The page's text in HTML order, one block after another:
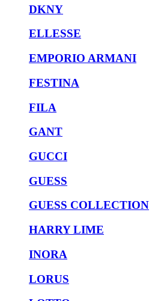
DKNY
ELLESSE
EMPORIO ARMANI
FESTINA
FILA
GANT
GUCCI
GUESS
GUESS COLLECTION
HARRY LIME
INORA
LORUS